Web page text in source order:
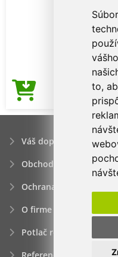
to,
Váš dopyt
Obchodné podmienky
Ochrana osobných
O firme
Potlač reklamných